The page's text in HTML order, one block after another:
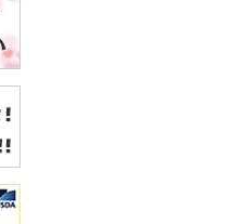
が必要です。信用取引は
可能であり、取引額の
す。【株価指数CFD】
株価指数ごとに異なり、
基準額となります。Web
ださい。【FX】個人の
拠金）は、取引所FXで
額に選択レバレッジコー
し、店頭FXでは、取引